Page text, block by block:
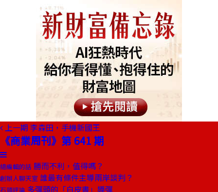
上一期 李森田，手機新國王
《商業周刊》第 641 期
總編輯的話 勝而不利，值得嗎？
創辦人聊天室 誰最有條件主導兩岸談判？
石頭評論 多彈頭的「白皮書」導彈